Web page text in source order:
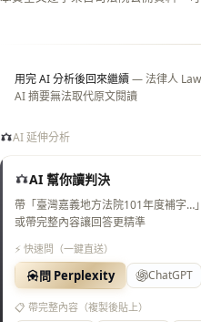
用完 AI 分析後回來繼續— 法律人
AI 摘要無法取代原文閱讀
AI 延伸分析
AI 幫你讀判決
帶「臺灣嘉義地方法院101年度補字
或帶完整內容讓回答更精準
⚡ 快速問（一鍵直送）
問 Perplexity ChatGPT
📋 帶完整內容（複製後貼上）